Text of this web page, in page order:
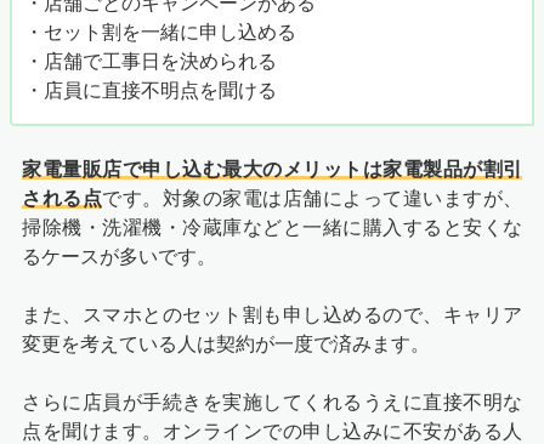
・セット割を一緒に申し込める
・店舗で工事日を決められる
・店員に直接不明点を聞ける
家電量販店で申し込む最大のメリットは家電製品が割引
される点です。対象の家電は店舗によって違いますが、
掃除機・洗濯機・冷蔵庫などと一緒に購入すると安くな
るケースが多いです。
また、スマホとのセット割も申し込めるので、キャリア
変更を考えている人は契約が一度で済みます。
さらに店員が手続きを実施してくれるうえに直接不明な
点を聞けます。オンラインでの申し込みに不安がある人